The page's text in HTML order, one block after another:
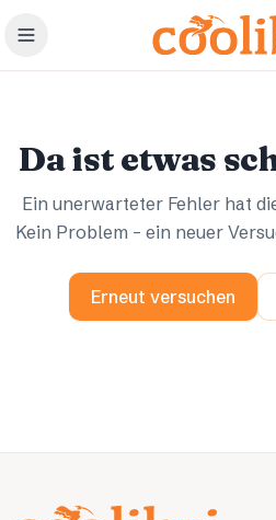
Zum Hauptinhalt springen
Da ist etwas
Ein unerwarteter Fehler hat
Kein Problem – ein neuer
Erneut versuchen